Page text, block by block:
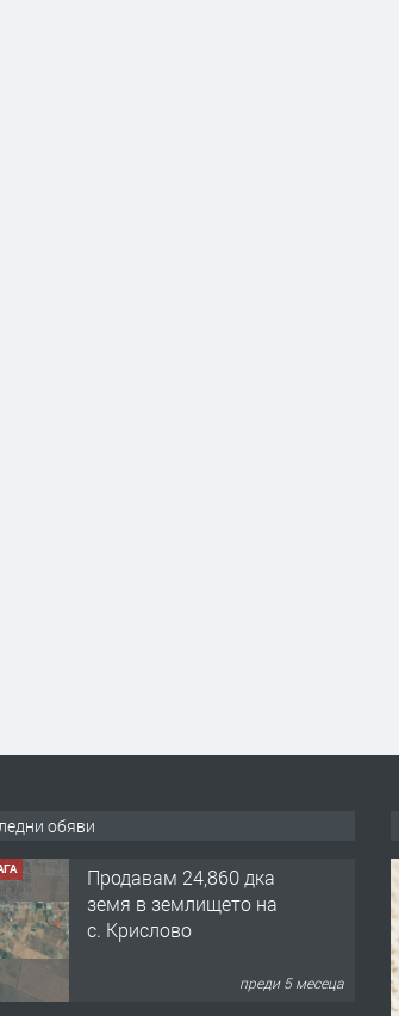
обяви
Продавам 24,860 дка
земя в землището на
с. Крислово
преди 5 месеца